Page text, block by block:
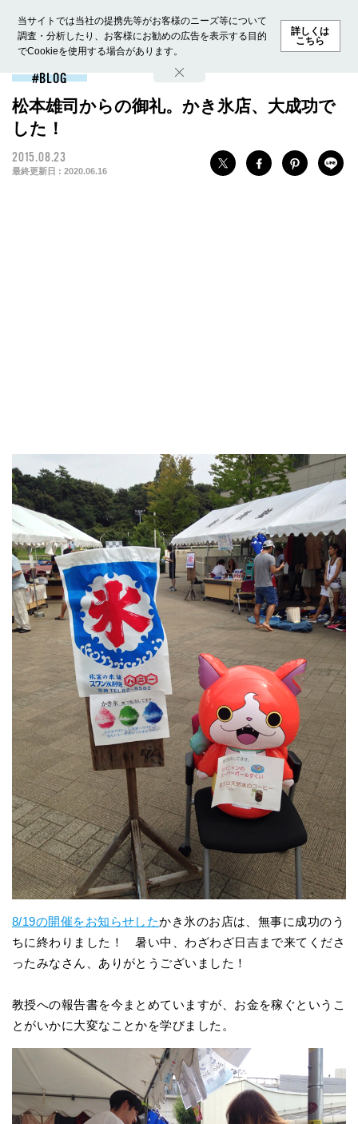
当サイトでは当社の提携先等がお客様のニーズ等について
調査・分析したり、お客様にお勧めの広告を表示する目的
でCookieを使用する場合があります。
詳しくは
こちら
ホーム モデル募集 ランキング ファッション ビューテ
BLOG
松本雄司からの御礼。かき氷店、大成功で
した！
2015.08.23
最終更新日 : 2020.06.16
8/19の開催をお知らせしたかき氷のお店は、無事に成功のう
ちに終わりました！ 暑い中、わざわざ日吉まで来てくださ
ったみなさん、ありがとうございました！
教授への報告書を今まとめていますが、お金を稼ぐというこ
とがいかに大変なことかを学びました。